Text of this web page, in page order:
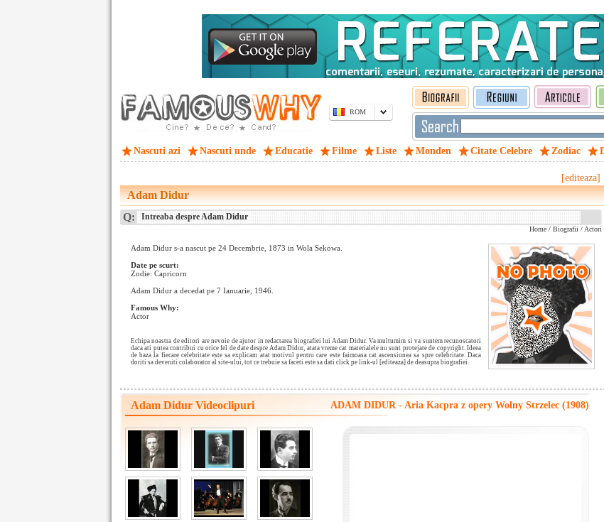
ROM
Nascuti azi Nascuti unde Educatie Filme Liste Monden Citate Celebre Zodiac
[editeaza]
Adam Didur
Q: Intreaba despre Adam Didur
Home / Biografii / Actori
Adam Didur s-a nascut pe 24 Decembrie, 1873 in Wola Sekowa.
Date pe scurt:
Zodie: Capricorn
Adam Didur a decedat pe 7 Ianuarie, 1946.
Famous Why:
Actor
Echipa noastra de editori are nevoie de ajutor in redactarea biografiei lui Adam Didur. Va multumim si va suntem recunoscatori
daca ati putea contribui cu orice fel de date despre Adam Didur, atata vreme cat materialele nu sunt protejate de copyright. Ideea
de baza la fiecare celebritate este sa explicam atat motivul pentru care este faimoasa cat ascensiunea sa spre celebritate. Daca
doriti sa deveniti colaborator al site-ului, tot ce trebuie sa faceti este sa dati click pe link-ul [editeaza] de deasupra biografiei.
Adam Didur Videoclipuri ADAM DIDUR - Aria Kacpra z opery Wolny Strzelec (1908)